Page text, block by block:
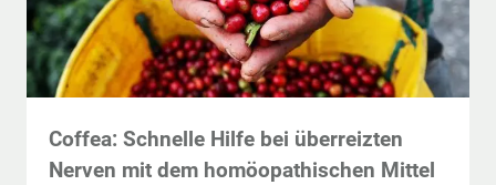
Coffea: Schnelle Hilfe bei überreizten
Nerven mit dem homöopathischen Mittel